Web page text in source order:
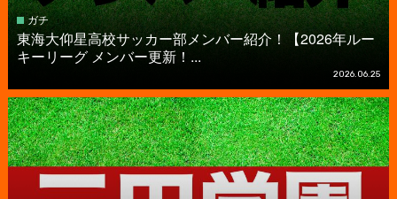
ガチ
東海大仰星高校サッカー部メンバー紹介！【2026年ルー
キーリーグ メンバー更新！...
2026.06.25